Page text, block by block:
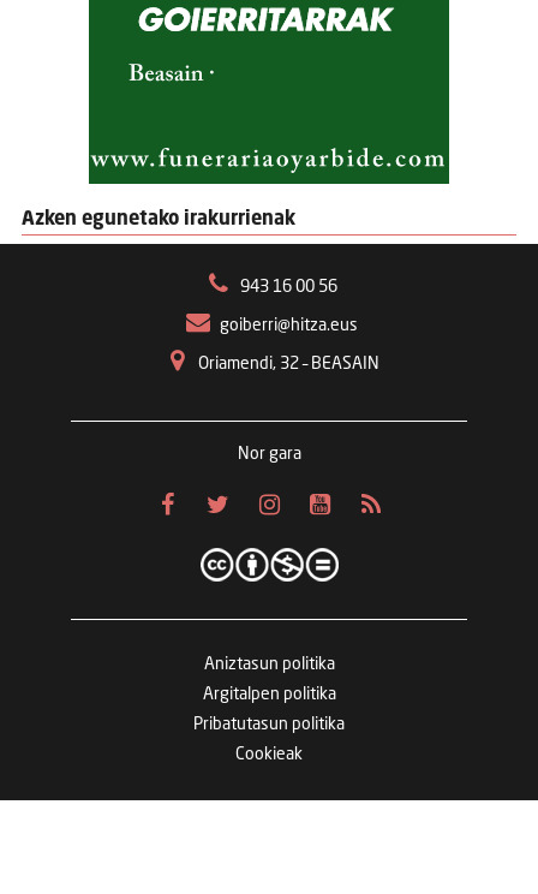
Azken egunetako irakurrienak
943 16 00 56
goiberri@hitza.eus
Oriamendi, 32 – BEASAIN
Nor gara
Aniztasun politika
Argitalpen politika
Pribatutasun politika
Cookieak